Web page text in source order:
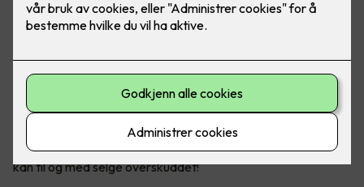
Solceller er en bærekraftig energikilde, som hjelper både
ypperlig for solcellepanel!
Bli din egen strømprodusent
Solenergi har blitt en stadig mer populær og bærekraftig
energikilde. Ikke bare produserer man sin egen energi, man
kan til og med selge overskuddet!